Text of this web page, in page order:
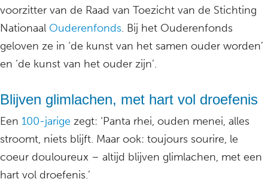
voorzitter van de Raad van Toezicht van de Stichting
Nationaal Ouderenfonds. Bij het Ouderenfonds
geloven ze in ‘de kunst van het samen ouder worden’
en ‘de kunst van het ouder zijn’.
Blijven glimlachen, met hart vol droefenis
Een 100-jarige zegt: ‘Panta rhei, ouden menei, alles
stroomt, niets blijft. Maar ook: toujours sourire, le
coeur douloureux – altijd blijven glimlachen, met een
hart vol droefenis.’